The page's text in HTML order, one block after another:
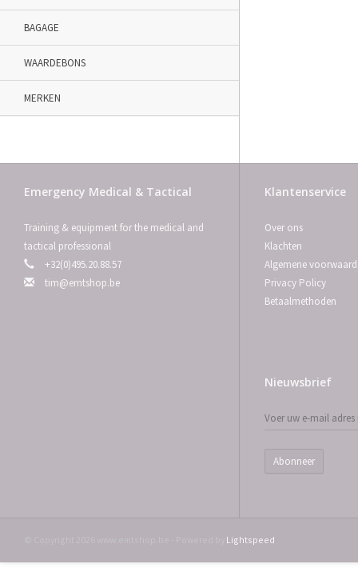
BAGAGE
WAARDEBONS
MERKEN
Emergency Medical & Tactical
Training & equipment for the medical and
tactical professional
+32(0)495.20.88.57
tim@emtshop.be
Klantenservice
Over ons
Klachten
Algemene
Privacy Policy
Betaalmethoden
Nieuwsbrief
Abonneer
Lightspeed